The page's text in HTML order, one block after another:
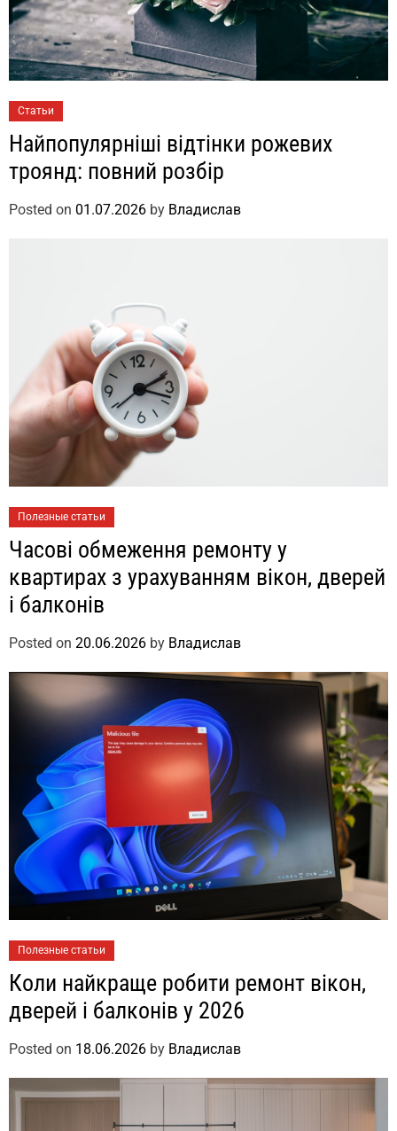
Статьи
Найпопулярніші відтінки рожевих
троянд: повний розбір
Posted on 01.07.2026 by Владислав
Полезные статьи
Часові обмеження ремонту у
квартирах з урахуванням вікон, дверей
і балконів
Posted on 20.06.2026 by Владислав
Полезные статьи
Коли найкраще робити ремонт вікон,
дверей і балконів у 2026
Posted on 18.06.2026 by Владислав